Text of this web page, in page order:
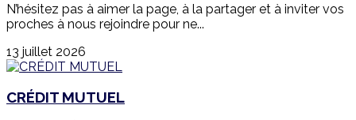
N’hésitez pas à aimer la page, à la partager et à inviter vos
proches à nous rejoindre pour ne...
13 juillet 2026
CRÉDIT MUTUEL